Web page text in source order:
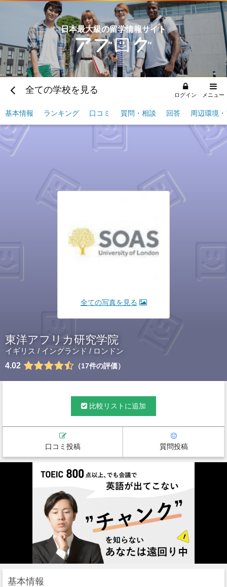
日本最大級の留学情報サイト
全ての学校を見る ログイン メニュー
基本情報 ランキング 口コミ 質問・相談 回答 周辺環境
全ての写真を見る
東洋アフリカ研究学院
イギリス / イングランド / ロンドン
4.02
17件の評価
比較リストに追加
口コミ投稿 質問投稿
基本情報